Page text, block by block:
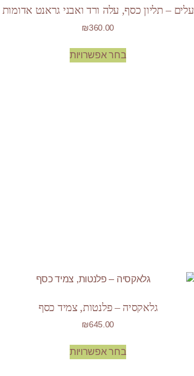
עלים – תליון כסף, עלה ורד ואבני גראנט אדומות
₪360.00
בחר אפשרויות
גלאקסיה – פלנטות, צמיד כסף
₪645.00
בחר אפשרויות